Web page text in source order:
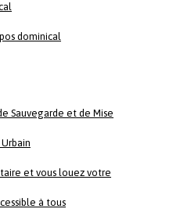
dominical
Sauvegarde et de Mise
et vous louez votre
à tous